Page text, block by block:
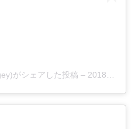
がシェアした投稿 – 2018年 8月月24日午後7時49分PDT